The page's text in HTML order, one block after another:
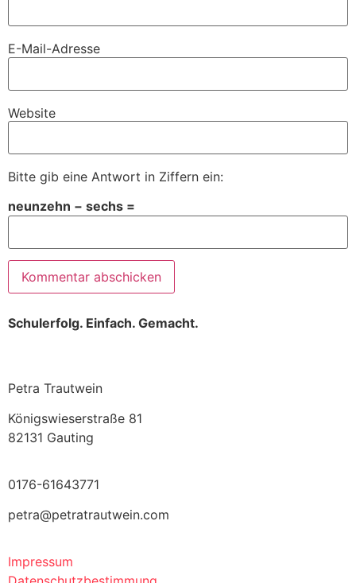
E-Mail-Adresse
Website
Bitte gib eine Antwort in Ziffern ein:
neunzehn − sechs =
Schulerfolg. Einfach. Gemacht.
Petra Trautwein
Königswieserstraße 81
82131 Gauting
0176-61643771
petra@petratrautwein.com
Impressum